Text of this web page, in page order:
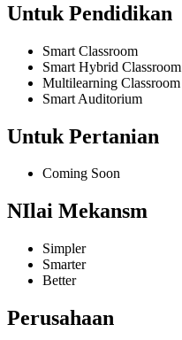
Untuk Pendidikan
Smart Classroom
Smart Hybrid Classroom
Multilearning Classroom
Smart Auditorium
Untuk Pertanian
Coming Soon
NIlai Mekansm
Simpler
Smarter
Better
Perusahaan